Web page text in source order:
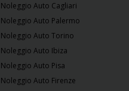
Noleggio Auto Cagliari
Noleggio Auto Palermo
Noleggio Auto Torino
Noleggio Auto Ibiza
Noleggio Auto Pisa
Noleggio Auto Firenze